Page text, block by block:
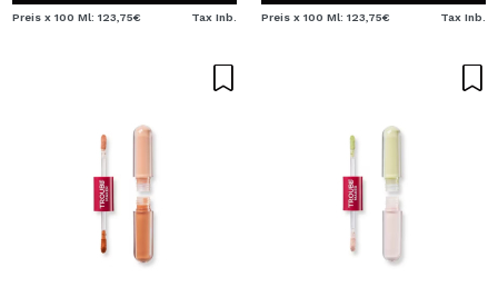
Preis x 100 Ml: 123,75€ Tax Inb. Preis x 100 Ml: 123,75€ Tax Inb.